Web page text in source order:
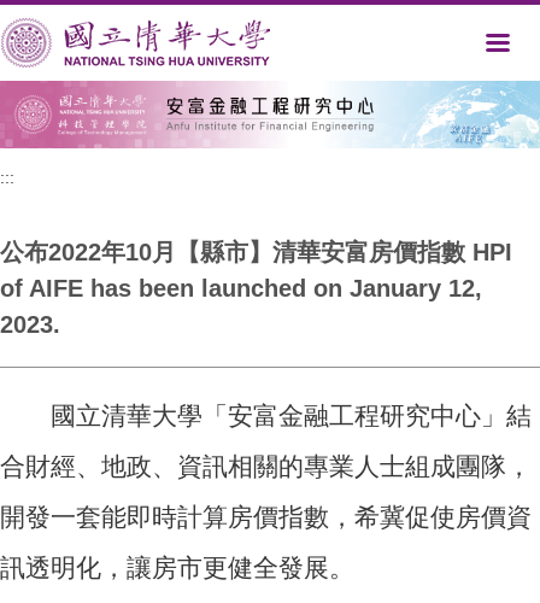
跳
到
主
要
內
容
:::
公布2022年10月【縣市】清華安富房價指數 HPI
of AIFE has been launched on January 12,
2023.
國立清華大學「安富金融工程研究中心」結
合財經、地政、資訊相關的專業人士組成團隊，
開發一套能即時計算房價指數，希冀促使房價資
訊透明化，讓房市更健全發展。